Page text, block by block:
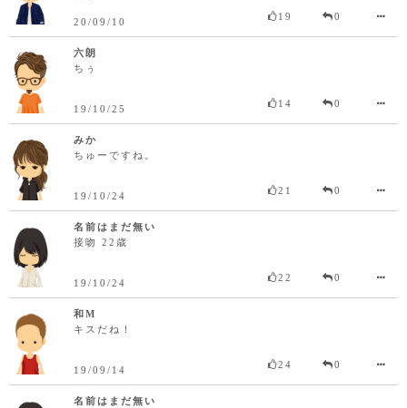
20/09/10 19 0
六朗
ちぅ
19/10/25 14 0
みか
ちゅーですね。
19/10/24 21 0
名前はまだ無い
接吻 22歳
19/10/24 22 0
和M
キスだね！
19/09/14 24 0
名前はまだ無い